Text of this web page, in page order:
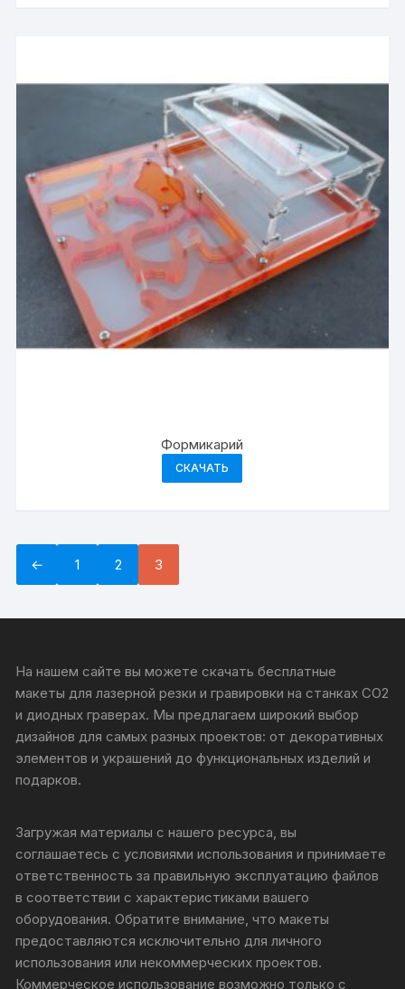
Формикарий
СКАЧАТЬ
← 1 2 3
На нашем сайте вы можете скачать бесплатные
макеты для лазерной резки и гравировки на станках CO2
и диодных граверах. Мы предлагаем широкий выбор
дизайнов для самых разных проектов: от декоративных
элементов и украшений до функциональных изделий и
подарков.
Загружая материалы с нашего ресурса, вы
соглашаетесь с условиями использования и принимаете
ответственность за правильную эксплуатацию файлов
в соответствии с характеристиками вашего
оборудования. Обратите внимание, что макеты
предоставляются исключительно для личного
использования или некоммерческих проектов.
Коммерческое использование возможно только с